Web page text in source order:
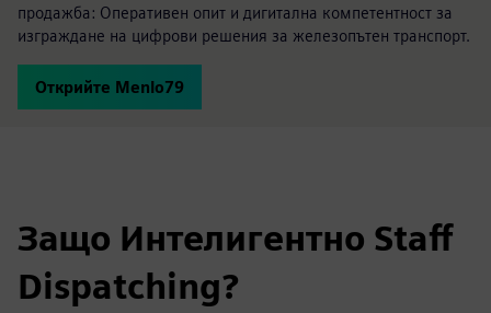
продажба: Оперативен опит и дигитална компетентност за
изграждане на цифрови решения за железопътен транспорт.
Открийте Menlo79
Защо Интелигентно Staff
Dispatching?